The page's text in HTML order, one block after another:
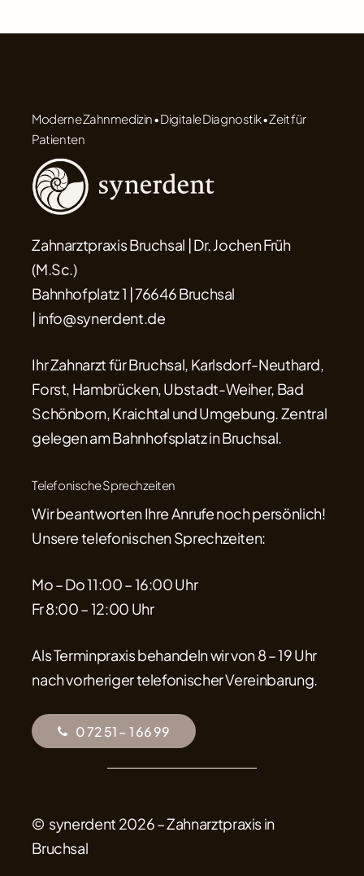
Moderne Zahnmedizin • Digitale Diagnostik • Zeit für
Patienten
Zahnarztpraxis Bruchsal | Dr. Jochen Früh
(M.Sc.)
Bahnhofplatz 1 | 76646 Bruchsal
| info@synerdent.de
Ihr Zahnarzt für Bruchsal, Karlsdorf-Neuthard,
Forst, Hambrücken, Ubstadt-Weiher, Bad
Schönborn, Kraichtal und Umgebung. Zentral
gelegen am Bahnhofsplatz in Bruchsal.
Telefonische Sprechzeiten
Wir beantworten Ihre Anrufe noch persönlich!
Unsere telefonischen Sprechzeiten:
Mo – Do 11:00 – 16:00 Uhr
Fr 8:00 – 12:00 Uhr
Als Terminpraxis behandeln wir von 8 – 19 Uhr
nach vorheriger telefonischer Vereinbarung.
07251–16699
© synerdent 2026– Zahnarztpraxis in
Bruchsal